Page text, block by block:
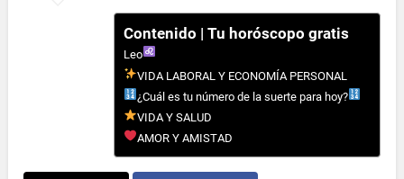
Contenido | Tu horóscopo gratis
Leo
VIDA LABORAL Y ECONOMÍA PERSONAL
¿Cuál es tu número de la suerte para hoy?
VIDA Y SALUD
AMOR Y AMISTAD